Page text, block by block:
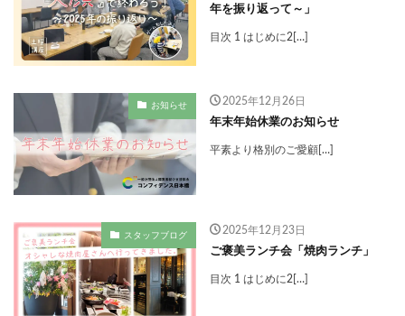
年を振り返って～」
目次 1 はじめに2[…]
お知らせ 2025年12月26日
年末年始休業のお知らせ
平素より格別のご愛顧[…]
スタッフブログ 2025年12月23日
ご褒美ランチ会「焼肉ランチ」
目次 1 はじめに2[…]